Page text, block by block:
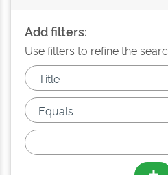
Add filters:
Use filters to refine the